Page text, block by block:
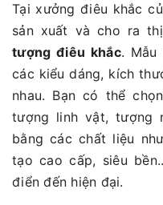
Tại xưởng điêu khắc
sản xuất và cho ra
tượng điêu khắc. Mẫu
các kiểu dáng, kích
nhau. Bạn có thể
tượng linh vật, tượng
bằng các chất liệu
tạo cao cấp, siêu
điển đến hiện đại.